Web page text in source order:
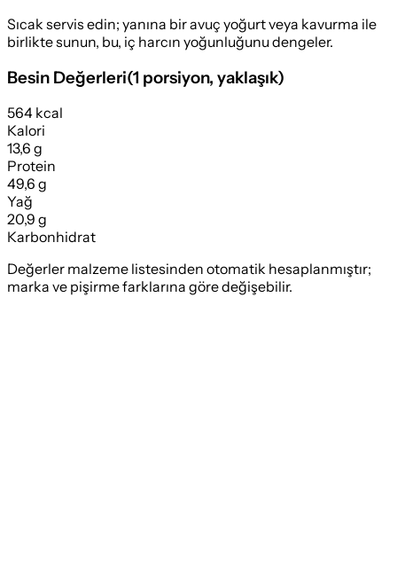
Sıcak servis edin; yanına bir avuç yoğurt veya kavurma ile
birlikte sunun, bu, iç harcın yoğunluğunu dengeler.
Besin Değerleri(1 porsiyon, yaklaşık)
564 kcal
Kalori
13,6 g
Protein
49,6 g
Yağ
20,9 g
Karbonhidrat
Değerler malzeme listesinden otomatik hesaplanmıştır;
marka ve pişirme farklarına göre değişebilir.